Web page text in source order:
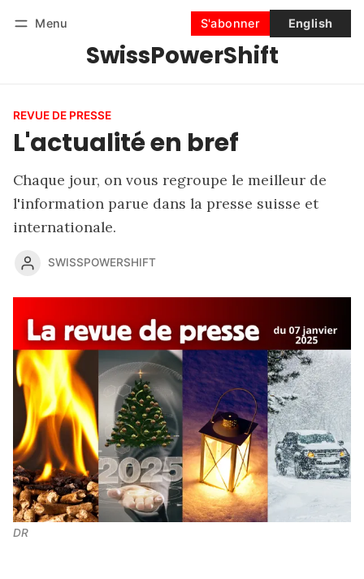
Menu
SwissPowerShift
S'abonner English
Se connecter S'abonner
REVUE DE PRESSE
L'actualité en bref
Chaque jour, on vous regroupe le meilleur de
l'information parue dans la presse suisse et
internationale.
SWISSPOWERSHIFT
DR